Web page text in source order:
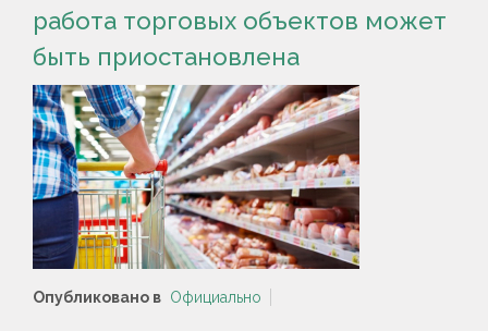
работа торговых объектов может
быть приостановлена
Опубликовано в Официально